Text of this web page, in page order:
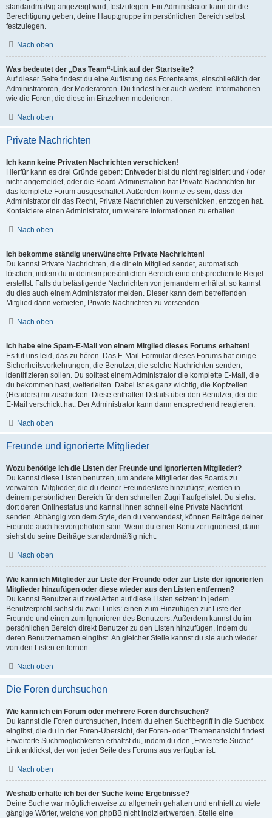
standardmäßig angezeigt wird, festzulegen. Ein Administrator kann dir die
Berechtigung geben, deine Hauptgruppe im persönlichen Bereich selbst
festzulegen.
Nach oben
Was bedeutet der „Das Team“-Link auf der Startseite?
Auf dieser Seite findest du eine Auflistung des Forenteams, einschließlich der
Administratoren, der Moderatoren. Du findest hier auch weitere Informationen
wie die Foren, die diese im Einzelnen moderieren.
Nach oben
Private Nachrichten
Ich kann keine Privaten Nachrichten verschicken!
Hierfür kann es drei Gründe geben: Entweder bist du nicht registriert und / oder
nicht angemeldet, oder die Board-Administration hat Private Nachrichten für
das komplette Forum ausgeschaltet. Außerdem könnte es sein, dass der
Administrator dir das Recht, Private Nachrichten zu verschicken, entzogen hat.
Kontaktiere einen Administrator, um weitere Informationen zu erhalten.
Nach oben
Ich bekomme ständig unerwünschte Private Nachrichten!
Du kannst Private Nachrichten, die dir ein Mitglied sendet, automatisch
löschen, indem du in deinem persönlichen Bereich eine entsprechende Regel
erstellst. Falls du belästigende Nachrichten von jemandem erhältst, so kannst
du dies auch einem Administrator melden. Dieser kann dem betreffenden
Mitglied dann verbieten, Private Nachrichten zu versenden.
Nach oben
Ich habe eine Spam-E-Mail von einem Mitglied dieses Forums erhalten!
Es tut uns leid, das zu hören. Das E-Mail-Formular dieses Forums hat einige
Sicherheitsvorkehrungen, die Benutzer, die solche Nachrichten senden,
identifizieren sollen. Du solltest einem Administrator die komplette E-Mail, die
du bekommen hast, weiterleiten. Dabei ist es ganz wichtig, die Kopfzeilen
(Headers) mitzuschicken. Diese enthalten Details über den Benutzer, der die
E-Mail verschickt hat. Der Administrator kann dann entsprechend reagieren.
Nach oben
Freunde und ignorierte Mitglieder
Wozu benötige ich die Listen der Freunde und ignorierten Mitglieder?
Du kannst diese Listen benutzen, um andere Mitglieder des Boards zu
verwalten. Mitglieder, die du deiner Freundesliste hinzufügst, werden in
deinem persönlichen Bereich für den schnellen Zugriff aufgelistet. Du siehst
dort deren Onlinestatus und kannst ihnen schnell eine Private Nachricht
senden. Abhängig von dem Style, den du verwendest, können Beiträge deiner
Freunde auch hervorgehoben sein. Wenn du einen Benutzer ignorierst, dann
siehst du seine Beiträge standardmäßig nicht.
Nach oben
Wie kann ich Mitglieder zur Liste der Freunde oder zur Liste der ignorierten
Mitglieder hinzufügen oder diese wieder aus den Listen entfernen?
Du kannst Benutzer auf zwei Arten auf diese Listen setzen: In jedem
Benutzerprofil siehst du zwei Links: einen zum Hinzufügen zur Liste der
Freunde und einen zum Ignorieren des Benutzers. Außerdem kannst du im
persönlichen Bereich direkt Benutzer zu den Listen hinzufügen, indem du
deren Benutzernamen eingibst. An gleicher Stelle kannst du sie auch wieder
von den Listen entfernen.
Nach oben
Die Foren durchsuchen
Wie kann ich ein Forum oder mehrere Foren durchsuchen?
Du kannst die Foren durchsuchen, indem du einen Suchbegriff in die Suchbox
eingibst, die du in der Foren-Übersicht, der Foren- oder Themenansicht findest.
Erweiterte Suchmöglichkeiten erhältst du, indem du den „Erweiterte Suche“-
Link anklickst, der von jeder Seite des Forums aus verfügbar ist.
Nach oben
Weshalb erhalte ich bei der Suche keine Ergebnisse?
Deine Suche war möglicherweise zu allgemein gehalten und enthielt zu viele
gängige Wörter, welche von phpBB nicht indiziert werden. Stelle eine